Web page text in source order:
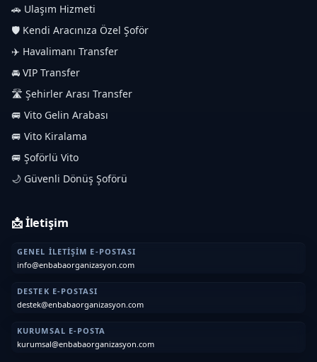
🚗 Ulaşım Hizmeti
🛡️ Kendi Aracınıza Özel Şoför
✈️ Havalimanı Transfer
🚘 VIP Transfer
🛣️ Şehirler Arası Transfer
🚐 Vito Gelin Arabası
🚐 Vito Kiralama
🚐 Şoförlü Vito
🌙 Güvenli Dönüş Şoförü
📩 İletişim
GENEL İLETIŞIM E-POSTASI
info@enbabaorganizasyon.com
DESTEK E-POSTASI
destek@enbabaorganizasyon.com
KURUMSAL E-POSTA
kurumsal@enbabaorganizasyon.com